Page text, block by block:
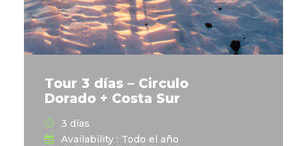
Tour 3 días – Circulo
Dorado + Costa Sur
3 días
Availability : Todo el año